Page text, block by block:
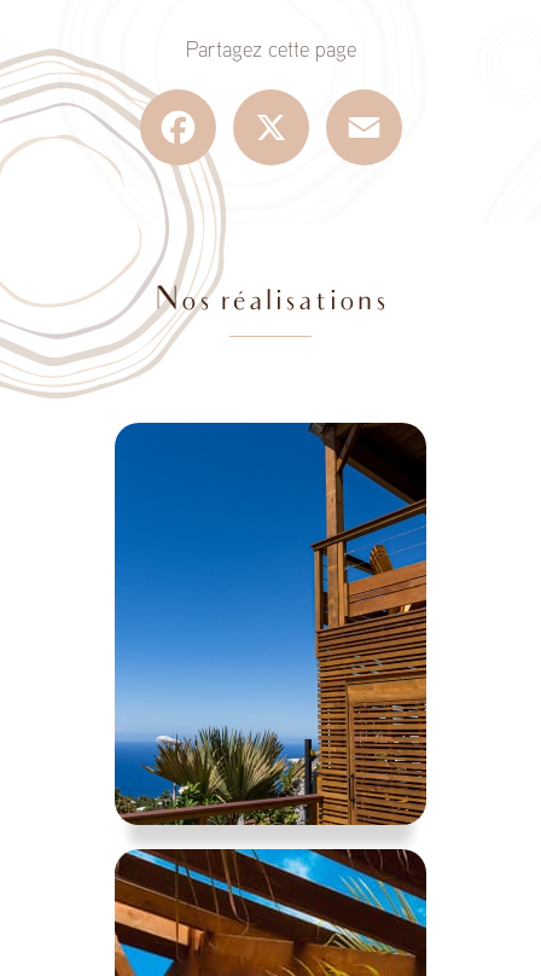
Partagez cette page
Facebook
Nos réalisations